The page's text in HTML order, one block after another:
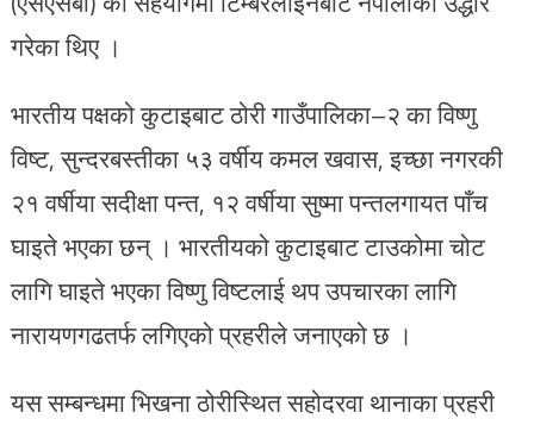
गरेका थिए ।
भारतीय पक्षको कुटाइबाट ठोरी गाउँपालिका–२ का विष्णु
विष्ट, सुन्दरबस्तीका ५३ वर्षीय कमल खवास, इच्छा नगरकी
२१ वर्षीया सदीक्षा पन्त, १२ वर्षीया सुष्मा पन्तलगायत पाँच
घाइते भएका छन् । भारतीयको कुटाइबाट टाउकोमा चोट
लागि घाइते भएका विष्णु विष्टलाई थप उपचारका लागि
नारायणगढतर्फ लगिएको प्रहरीले जनाएको छ ।
यस सम्बन्धमा भिखना ठोरीस्थित सहोदरवा थानाका प्रहरी